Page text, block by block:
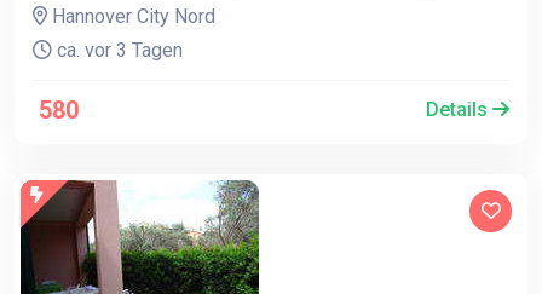
Hannover City Nord
ca. vor 3 Tagen
580 Details